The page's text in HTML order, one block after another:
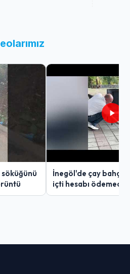
söküğünü
İnegöl'de çay
içti hesabı ödemedi